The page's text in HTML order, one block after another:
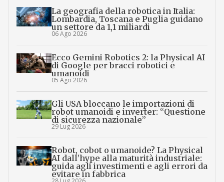
La geografia della robotica in Italia:
Lombardia, Toscana e Puglia guidano
un settore da 1,1 miliardi
06 Ago 2026
Ecco Gemini Robotics 2: la Physical AI
di Google per bracci robotici e
umanoidi
05 Ago 2026
Gli USA bloccano le importazioni di
robot umanoidi e inverter: “Questione
di sicurezza nazionale”
29 Lug 2026
Robot, cobot o umanoide? La Physical
AI dall’hype alla maturità industriale:
guida agli investimenti e agli errori da
evitare in fabbrica